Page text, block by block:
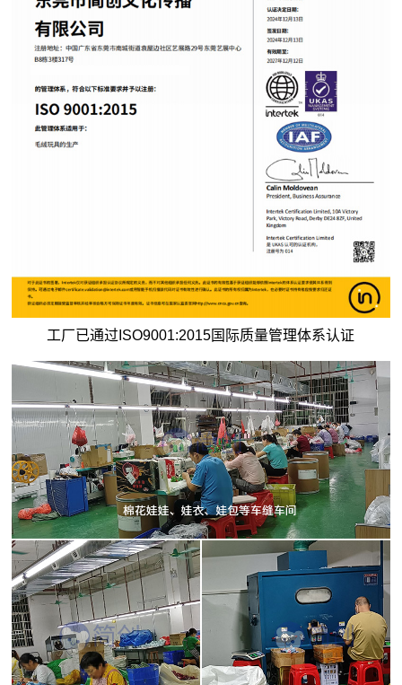
工厂已通过ISO9001:2015国际质量管理体系认证